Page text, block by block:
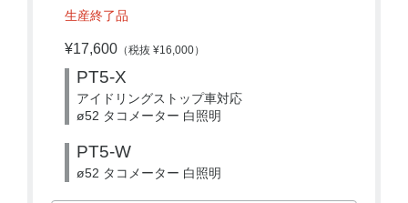
生産終了品
¥17,600 （税抜 ¥16,000）
PT5-X
アイドリングストップ車対応
ø52 タコメーター 白照明
PT5-W
ø52 タコメーター 白照明